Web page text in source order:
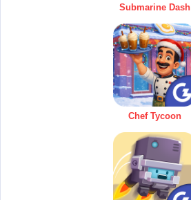
Submarine Dash
Chef Tycoon